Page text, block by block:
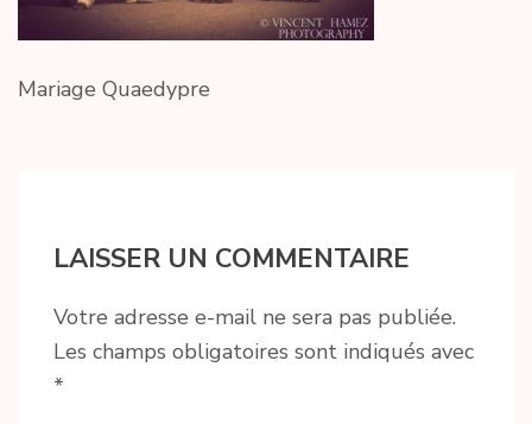
Mariage Quaedypre
LAISSER UN COMMENTAIRE
Votre adresse e-mail ne sera pas publiée.
Les champs obligatoires sont indiqués avec
*